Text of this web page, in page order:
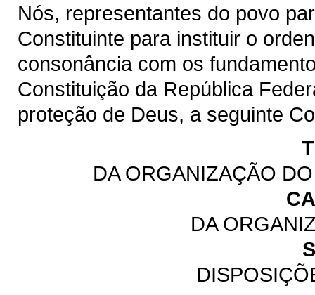
Nós, representantes do povo
Constituinte para instituir o
consonância com os
Constituição da República
proteção de Deus, a seguinte
DA ORGANIZAÇÃO
DA